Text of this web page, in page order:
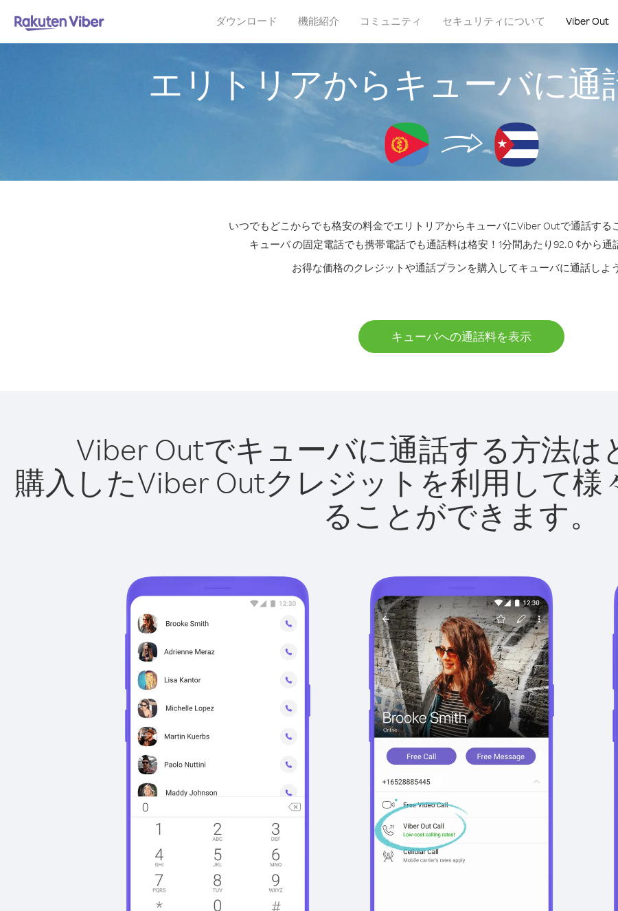
ダウンロード 機能紹介 コミュニティ セキュリティについて Viber Out
エリトリアからキューバに通
いつでもどこからでも格安の料金でエリトリアからキューバにViber Outで通話する
キューバ の固定電話でも携帯電話でも通話料は格安！1分間あたり92.0 ¢から通
お得な価格のクレジットや通話プランを購入してキューバに通話しよ
キューバへの通話料を表示
Viber Outでキューバに通話する方法は
購入したViber Outクレジットを利用して様
ることができます。